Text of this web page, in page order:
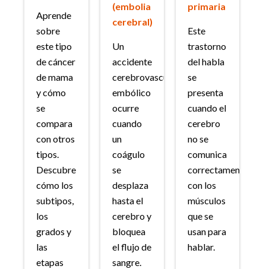
Aprende
sobre
este tipo
de cáncer
de mama
y cómo
se
compara
con otros
tipos.
Descubre
cómo los
subtipos,
los
grados y
las
etapas
(embolia
cerebral)
Un
accidente
cerebrovascular
embólico
ocurre
cuando
un
coágulo
se
desplaza
hasta el
cerebro y
bloquea
el flujo de
sangre.
primaria
Este
trastorno
del habla
se
presenta
cuando el
cerebro
no se
comunica
correctamente
con los
músculos
que se
usan para
hablar.